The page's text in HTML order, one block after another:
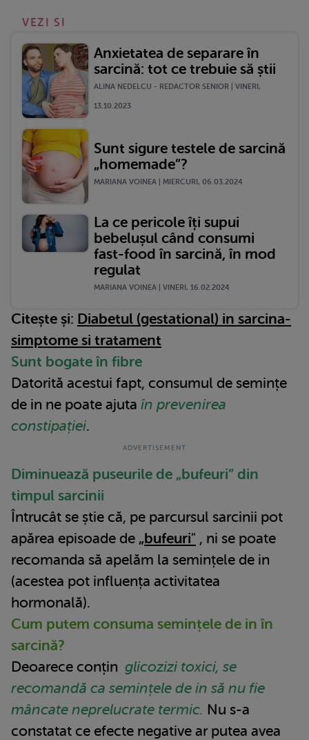
VEZI SI
Anxietatea de separare în
sarcină: tot ce trebuie să știi
ALINA NEDELCU - REDACTOR SENIOR | VINERI,
13.10.2023
Sunt sigure testele de sarcină
„homemade”?
MARIANA VOINEA | MIERCURI, 06.03.2024
La ce pericole îți supui
bebelușul când consumi
fast-food în sarcină, în mod
regulat
MARIANA VOINEA | VINERI, 16.02.2024
Citește și: Diabetul (gestational) in sarcina-
simptome si tratament
Sunt bogate în fibre
Datorită acestui fapt, consumul de semințe
de in ne poate ajuta în prevenirea
constipației.
Diminuează puseurile de „bufeuri” din
timpul sarcinii
Întrucât se știe că, pe parcursul sarcinii pot
apărea episoade de „bufeuri" , ni se poate
recomanda să apelăm la semințele de in
(acestea pot influența activitatea
hormonală).
Cum putem consuma semințele de in în
sarcină?
Deoarece conțin glicozizi toxici, se
recomandă ca semințele de in să nu fie
mâncate neprelucrate termic. Nu s-a
constatat ce efecte negative ar putea avea